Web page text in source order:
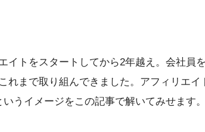
イトをスタートしてから2年越え。会社員
れまで取り組んできました。アフィリエイ
うイメージをこの記事で解いてみせます。